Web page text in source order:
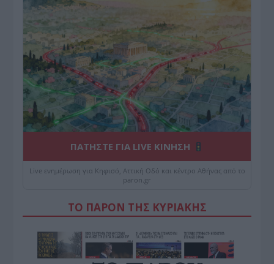
ΠΑΤΗΣΤΕ ΓΙΑ LIVE ΚΙΝΗΣΗ
Live ενημέρωση για Κηφισό, Αττική Οδό και κέντρο Αθήνας από το
paron.gr
ΤΟ ΠΑΡΟΝ ΤΗΣ ΚΥΡΙΑΚΗΣ